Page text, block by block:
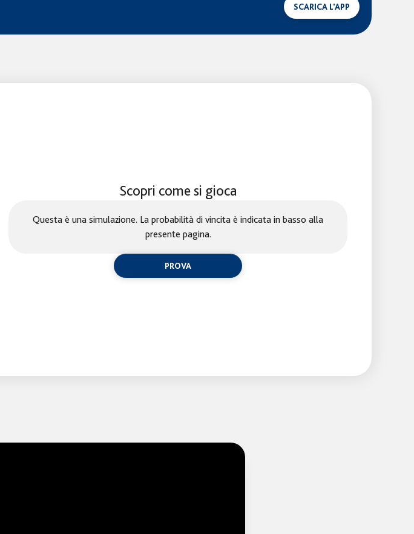
SCARICA L'APP
Scopri come si gioca
Questa è una simulazione. La probabilità di vincita è indicata in basso alla
presente pagina.
PROVA